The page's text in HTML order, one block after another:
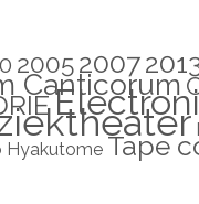
20052007
Canticorum
Hyakutome Tape